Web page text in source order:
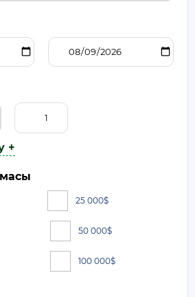
+
25 000$
50 000$
100 000$